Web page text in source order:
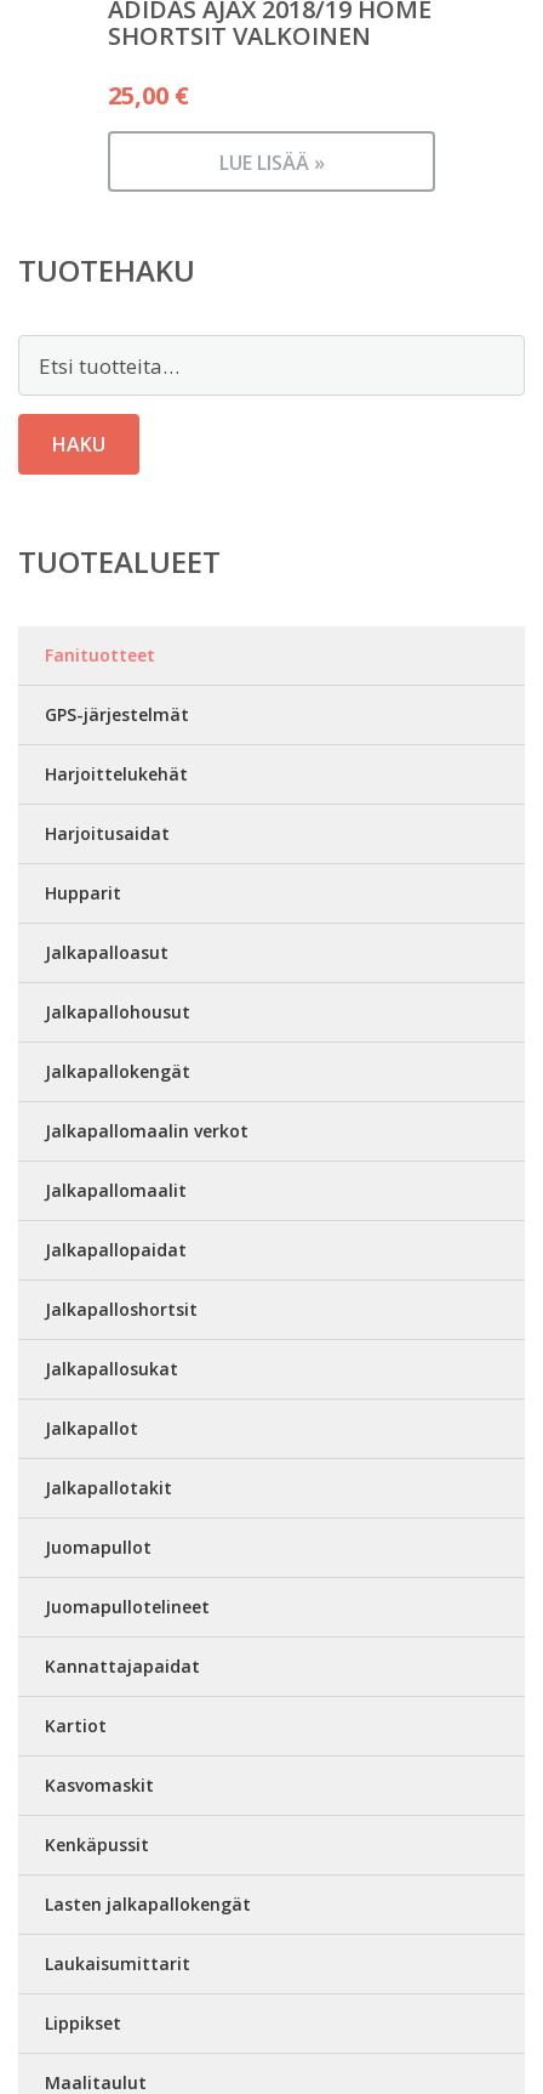
ADIDAS AJAX 2018/19 HOME
SHORTSIT VALKOINEN
25,00 €
LUE LISÄÄ »
TUOTEHAKU
HAKU
TUOTEALUEET
Fanituotteet
GPS-järjestelmät
Harjoittelukehät
Harjoitusaidat
Hupparit
Jalkapalloasut
Jalkapallohousut
Jalkapallokengät
Jalkapallomaalin verkot
Jalkapallomaalit
Jalkapallopaidat
Jalkapalloshortsit
Jalkapallosukat
Jalkapallot
Jalkapallotakit
Juomapullot
Juomapullotelineet
Kannattajapaidat
Kartiot
Kasvomaskit
Kenkäpussit
Lasten jalkapallokengät
Laukaisumittarit
Lippikset
Maalitaulut